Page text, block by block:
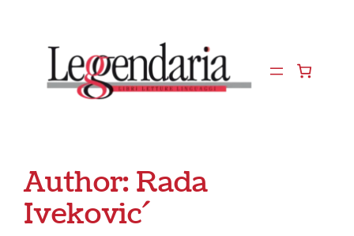
contenuto
Author:Rada
Ivekovic´